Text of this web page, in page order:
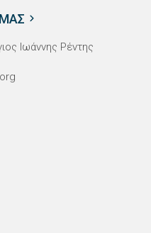
Ιωάννης Ρέντης